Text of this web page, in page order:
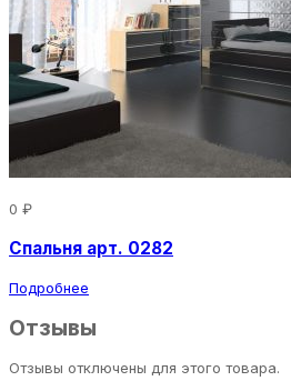
0 ₽
Спальня арт. 0282
Подробнее
Отзывы
Отзывы отключены для этого товара.